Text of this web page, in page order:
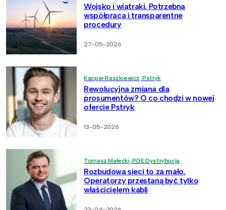
Wojsko i wiatraki. Potrzebna
współpraca i transparentne
procedury
27-05-2026
Kacper Raszkiewicz, Pstryk
Rewolucyjna zmiana dla
prosumentów? O co chodzi w nowej
ofercie Pstryk
13-05-2026
Tomasz Małecki, PGE Dystrybucja
Rozbudowa sieci to za mało.
Operatorzy przestaną być tylko
właścicielem kabli